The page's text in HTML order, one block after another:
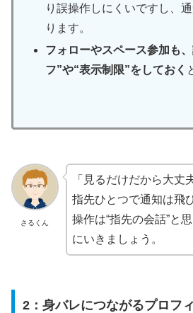
り誤操作しにくいですし、
ります。
フォローやスペース参加も
フ”や“表示制限”をしておく
さるくん
「見るだけだから大丈
指先ひとつで通知は飛
操作は“指先の会話”と
にいきましょう。
2：身バレにつながるプロフ